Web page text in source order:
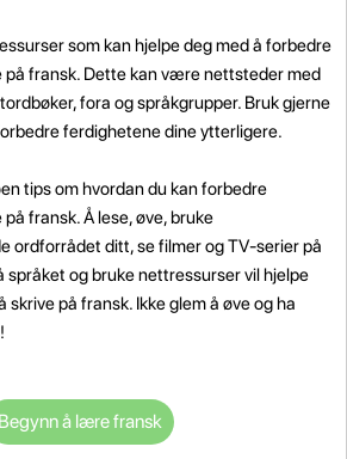
som kan hjelpe deg med å forbedre
på fransk. Dette kan være nettsteder med
fora og språkgrupper. Bruk gjerne
ferdighetene dine ytterligere.
tips om hvordan du kan forbedre
fransk. Å lese, øve, bruke
ordforrådet ditt, se filmer og TV-serier på
språket og bruke nettressurser vil hjelpe
skrive på fransk. Ikke glem å øve og ha
Begynn å lære fransk